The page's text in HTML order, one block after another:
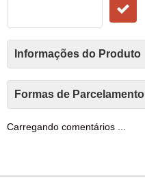
Informações do Produto
Formas de Parcelamento
Carregando comentários ...